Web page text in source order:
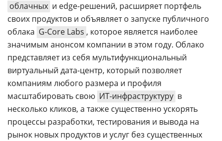
ТВ
Об
издании
Реклама
Контакты
Max
Telegram
Дзен
VK
Rutube
облачных и edge-решений, расширяет портфель
своих продуктов и объявляет о запуске публичного
облака G-Core Labs , которое является наиболее
значимым анонсом компании в этом году. Облако
представляет из себя мультифункциональный
виртуальный дата-центр, который позволяет
компаниям любого размера и профиля
масштабировать свою ИТ-инфраструктуру в
несколько кликов, а также существенно ускорять
процессы разработки, тестирования и вывода на
рынок новых продуктов и услуг без существенных